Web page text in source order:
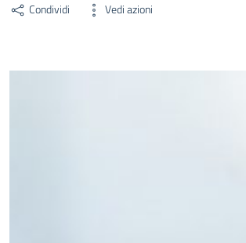
Condividi Vedi azioni